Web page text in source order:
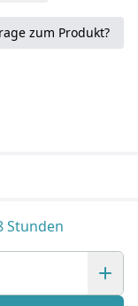
zum Produkt?
Stunden